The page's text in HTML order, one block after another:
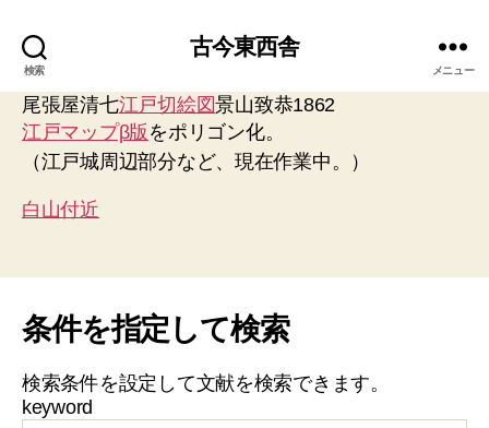
検索
古今東西舎
メニュー
尾張屋清七江戸切絵図景山致恭1862
江戸マップβ版 をポリゴン化。
（江戸城周辺部分など、現在作業中。）
白山付近
条件を指定して検索
検索条件を設定して文献を検索できます。
keyword